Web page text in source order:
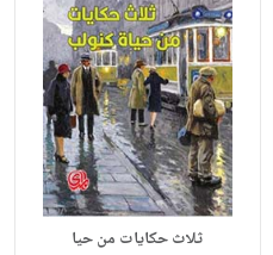
ثلاث حكايات من حيا